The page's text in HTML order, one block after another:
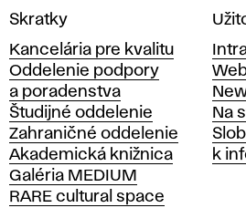
V
s
o
k
á
š
k
o
l
Skratky
Kancelária pre kvalitu
Oddelenie podpory
a poradenstva
Študijné oddelenie
Zahraničné oddelenie
Akademická knižnica
Galéria MEDIUM
RARE cultural space
Na
k